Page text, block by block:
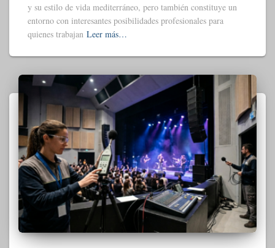
y su estilo de vida mediterráneo, pero también constituye un
entorno con interesantes posibilidades profesionales para
quienes trabajan Leer más…